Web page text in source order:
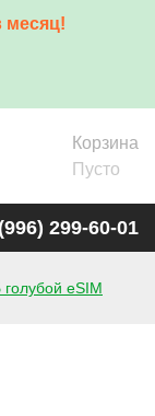
месяц!
Корзина
Пусто
299-60-01
eSIM